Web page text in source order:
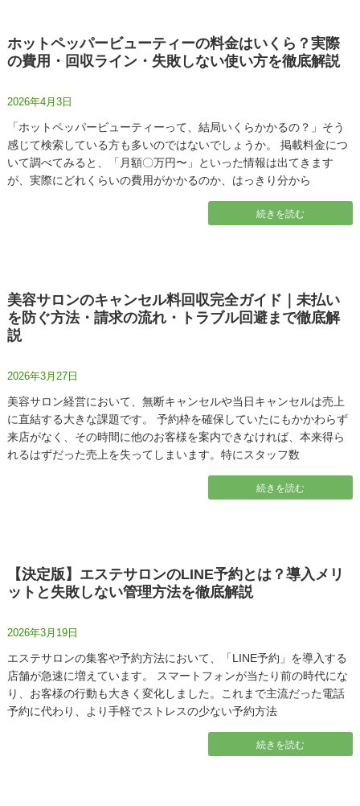
ホットペッパービューティーの料金はいくら？実際
の費用・回収ライン・失敗しない使い方を徹底解説
2026年4月3日
「ホットペッパービューティーって、結局いくらかかるの？」そう
感じて検索している方も多いのではないでしょうか。 掲載料金につ
いて調べてみると、「月額〇万円〜」といった情報は出てきます
が、実際にどれくらいの費用がかかるのか、はっきり分から
続きを読む
美容サロンのキャンセル料回収完全ガイド｜未払い
を防ぐ方法・請求の流れ・トラブル回避まで徹底解
説
2026年3月27日
美容サロン経営において、無断キャンセルや当日キャンセルは売上
に直結する大きな課題です。 予約枠を確保していたにもかかわらず
来店がなく、その時間に他のお客様を案内できなければ、本来得ら
れるはずだった売上を失ってしまいます。特にスタッフ数
続きを読む
【決定版】エステサロンのLINE予約とは？導入メリ
ットと失敗しない管理方法を徹底解説
2026年3月19日
エステサロンの集客や予約方法において、「LINE予約」を導入する
店舗が急速に増えています。 スマートフォンが当たり前の時代にな
り、お客様の行動も大きく変化しました。これまで主流だった電話
予約に代わり、より手軽でストレスの少ない予約方法
続きを読む